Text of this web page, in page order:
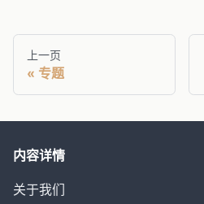
上一页
专题
内容详情
关于我们